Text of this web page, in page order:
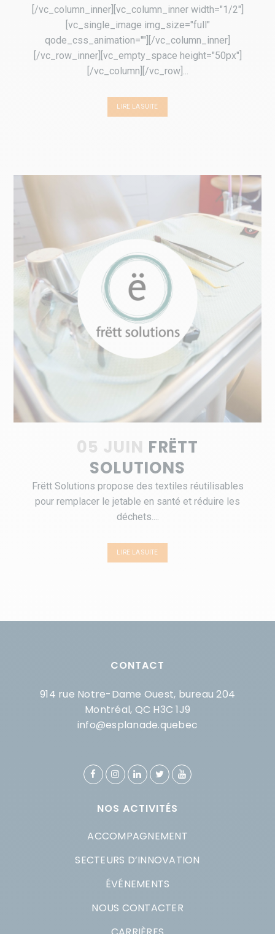
[/vc_column_inner][vc_column_inner width="1/2"]
[vc_single_image img_size="full"
qode_css_animation=""][/vc_column_inner]
[/vc_row_inner][vc_empty_space height="50px"]
[/vc_column][/vc_row]...
LIRE LA SUITE
05 JUIN FRËTT
SOLUTIONS
Frëtt Solutions propose des textiles réutilisables
pour remplacer le jetable en santé et réduire les
déchets....
LIRE LA SUITE
CONTACT
914 rue Notre-Dame Ouest, bureau 204
Montréal, QC H3C 1J9
info@esplanade.quebec
NOS ACTIVITÉS
ACCOMPAGNEMENT
SECTEURS D’INNOVATION
ÉVÉNEMENTS
NOUS CONTACTER